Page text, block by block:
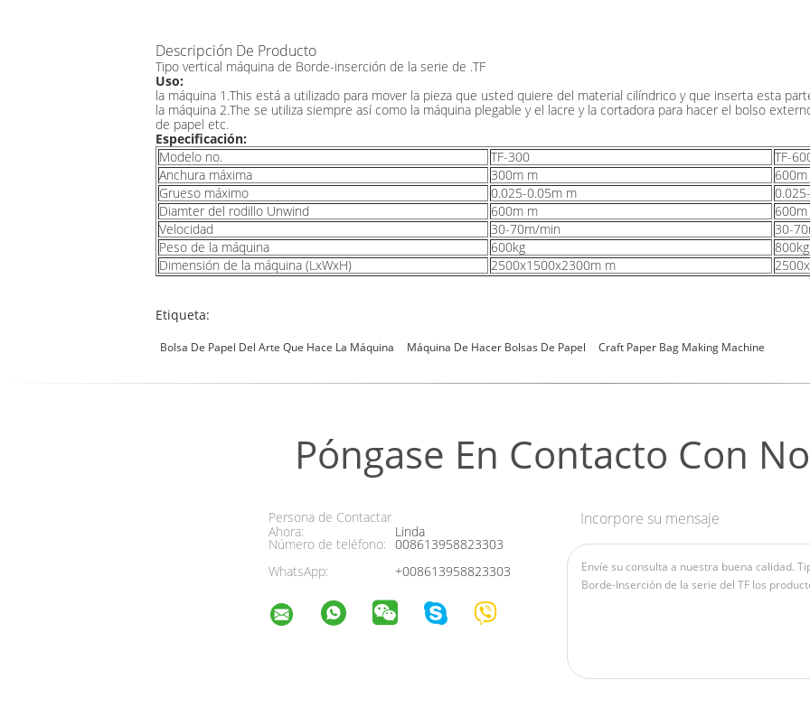
Descripción De Producto
Tipo vertical máquina de Borde-inserción de la serie de .TF
Uso:
la máquina 1.This está a utilizado para mover la pieza que usted quiere del material cilíndrico y que inserta esta
la máquina 2.The se utiliza siempre así como la máquina plegable y el lacre y la cortadora para hacer el bolso
de papel etc.
Especificación:
Modelo no.
TF-300
TF-
Anchura máxima
300m m
Grueso máximo
0.025-0.05m m
Diamter del rodillo Unwind
600m m
Velocidad
30-70m/min
30-
Peso de la máquina
600kg
800kg
Dimensión de la máquina (LxWxH)
2500x1500x2300m m
Etiqueta:
Bolsa De Papel Del Arte Que Hace La Máquina Máquina De Hacer Bolsas De Papel Craft Paper Bag Making Machine
Póngase En Contacto Con
Persona de Contactar
Ahora:
Linda
Número de teléfono: 008613958823303
WhatsApp:
+008613958823303
Incorpore su mensaje